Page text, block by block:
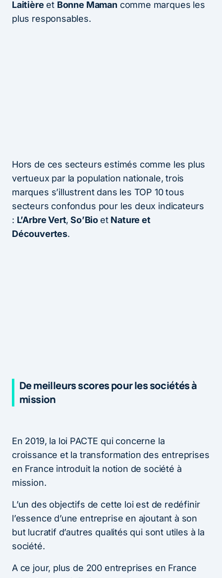
Laitière et Bonne Maman comme marques les
plus responsables.
Hors de ces secteurs estimés comme les plus
vertueux par la population nationale, trois
marques s’illustrent dans les TOP 10 tous
secteurs confondus pour les deux indicateurs
: L’Arbre Vert, So’Bio et Nature et
Découvertes.
De meilleurs scores pour les sociétés à
mission
En 2019, la loi PACTE qui concerne la
croissance et la transformation des entreprises
en France introduit la notion de société à
mission.
L’un des objectifs de cette loi est de redéfinir
l’essence d’une entreprise en ajoutant à son
but lucratif d’autres qualités qui sont utiles à la
société.
A ce jour, plus de 200 entreprises en France